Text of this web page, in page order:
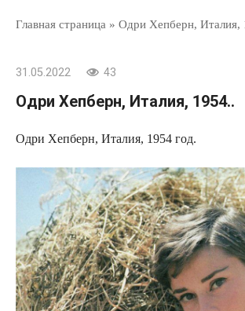
Главная страница » Одри Хепберн, Италия,
31.05.2022 43
Одри Хепберн, Италия, 1954..
Одри Хепберн, Италия, 1954 год.